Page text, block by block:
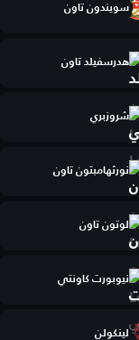
سويندون تاون
هدرسفيلد تاون
شروزبري
نورثهامبتون تاون
لوتون تاون
نيوبورت كاونتي
لينكولن